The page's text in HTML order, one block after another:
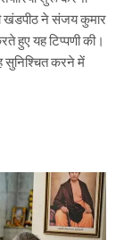
खंडपीठ ने संजय कुमार
हुए यह टिप्पणी की।
सुनिश्चित करने में